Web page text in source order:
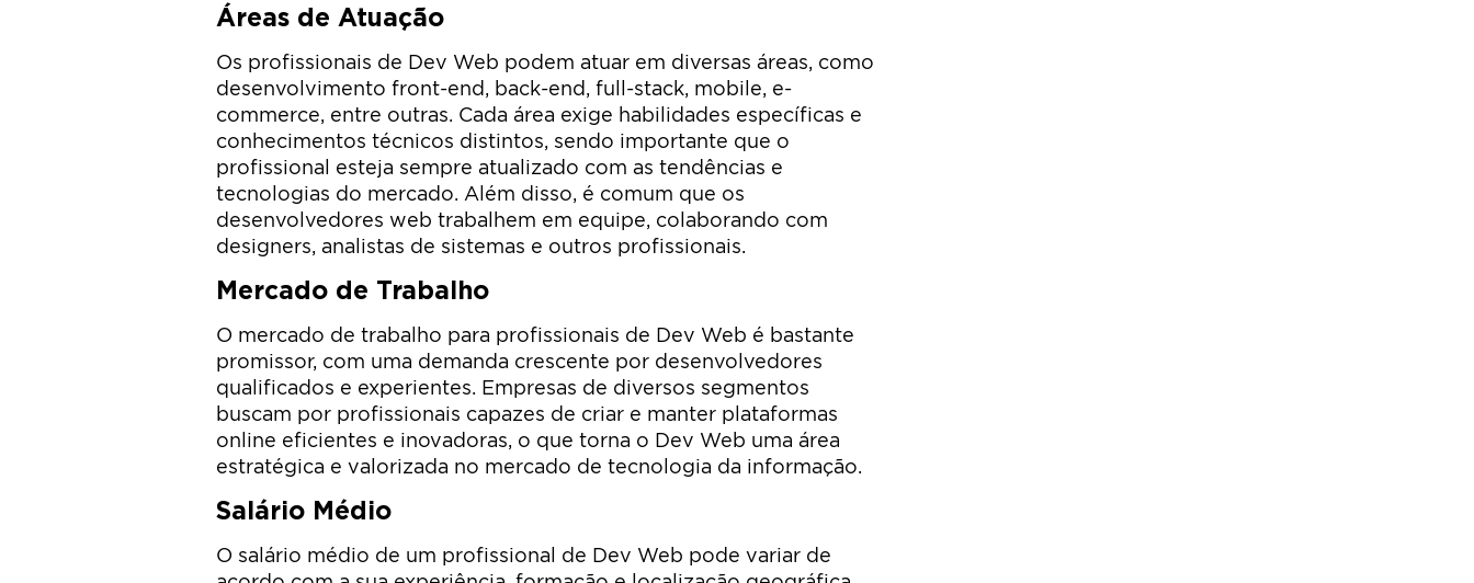
Áreas de Atuação
Os profissionais de Dev Web podem atuar em diversas áreas, como
desenvolvimento front-end, back-end, full-stack, mobile, e-
commerce, entre outras. Cada área exige habilidades específicas e
conhecimentos técnicos distintos, sendo importante que o
profissional esteja sempre atualizado com as tendências e
tecnologias do mercado. Além disso, é comum que os
desenvolvedores web trabalhem em equipe, colaborando com
designers, analistas de sistemas e outros profissionais.
Mercado de Trabalho
O mercado de trabalho para profissionais de Dev Web é bastante
promissor, com uma demanda crescente por desenvolvedores
qualificados e experientes. Empresas de diversos segmentos
buscam por profissionais capazes de criar e manter plataformas
online eficientes e inovadoras, o que torna o Dev Web uma área
estratégica e valorizada no mercado de tecnologia da informação.
Salário Médio
O salário médio de um profissional de Dev Web pode variar de